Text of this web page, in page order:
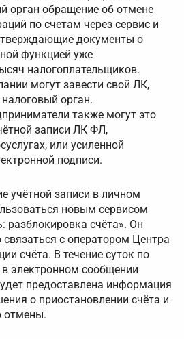
орган обращение об отмене
по счетам через сервис и
документы о
функцией уже
налогоплательщиков.
могут завести свой ЛК,
орган.
также могут это
записи ЛК ФЛ,
или усиленной
подписи.
учётной записи в личном
новым сервисом
разблокировка счёта». Он
связаться с оператором Центра
счёта. В течение суток по
электронном сообщении
предоставлена информация
о приостановлении счёта и
отмены.